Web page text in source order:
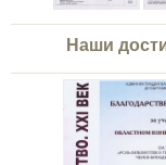
Наши